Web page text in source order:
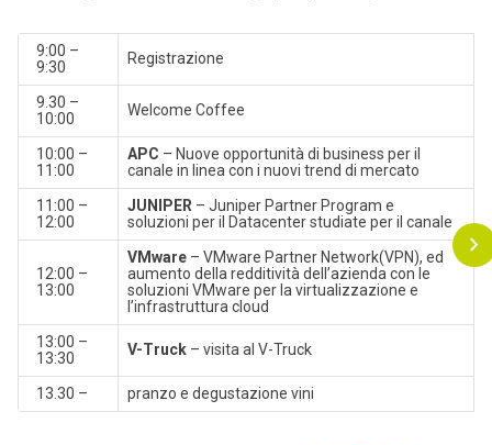
9:00 –
9:30
Registrazione
9.30 –
10:00
Welcome Coffee
10:00 –
11:00
APC – Nuove opportunità di business per il
canale in linea con i nuovi trend di mercato
11:00 –
12:00
JUNIPER – Juniper Partner Program e
soluzioni per il Datacenter studiate per il canale
12:00 –
13:00
VMware – VMware Partner Network(VPN), ed
aumento della redditività dell’azienda con le
soluzioni VMware per la virtualizzazione e
l’infrastruttura cloud
13:00 –
13:30
V-Truck – visita al V-Truck
13.30 – pranzo e degustazione vini